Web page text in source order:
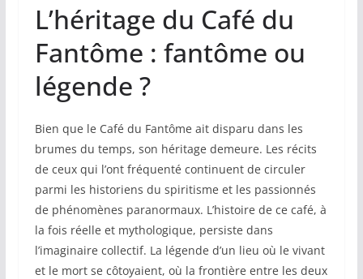
L’héritage du Café du
Fantôme : fantôme ou
légende ?
Bien que le Café du Fantôme ait disparu dans les
brumes du temps, son héritage demeure. Les récits
de ceux qui l’ont fréquenté continuent de circuler
parmi les historiens du spiritisme et les passionnés
de phénomènes paranormaux. L’histoire de ce café, à
la fois réelle et mythologique, persiste dans
l’imaginaire collectif. La légende d’un lieu où le vivant
et le mort se côtoyaient, où la frontière entre les deux